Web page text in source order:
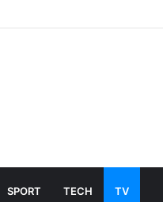
SPORT TECH TV